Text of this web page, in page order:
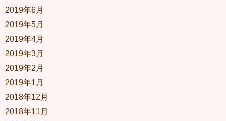
2019年6月
2019年5月
2019年4月
2019年3月
2019年2月
2019年1月
2018年12月
2018年11月